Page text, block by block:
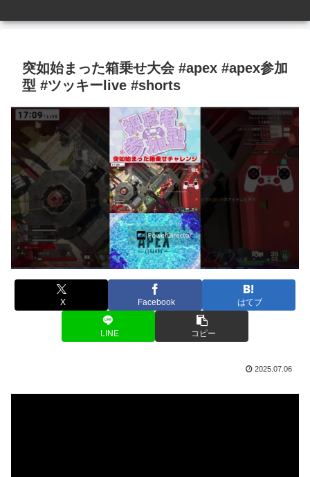
突如始まった箱乗せ大会 #apex #apex参加
型 #ツッキーlive #shorts
X Facebook はてブ
LINE コピー
2025.07.06